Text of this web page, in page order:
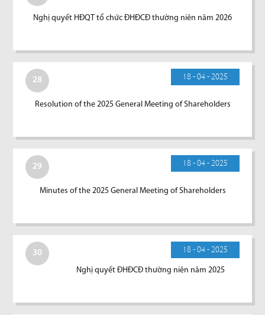
Nghị quyết HĐQT tổ chức ĐHĐCĐ thường niên năm 2026
28 18 - 04 - 2025
Resolution of the 2025 General Meeting of Shareholders
29 18 - 04 - 2025
Minutes of the 2025 General Meeting of Shareholders
30 18 - 04 - 2025
Nghị quyết ĐHĐCĐ thường niên năm 2025